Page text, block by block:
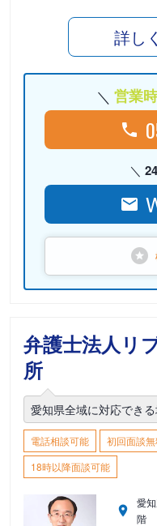
詳し
営業
弁護士法人リ
所
愛知県全域に対応でき
電話相談可能 初回面談
18時以降面談可能
愛
階